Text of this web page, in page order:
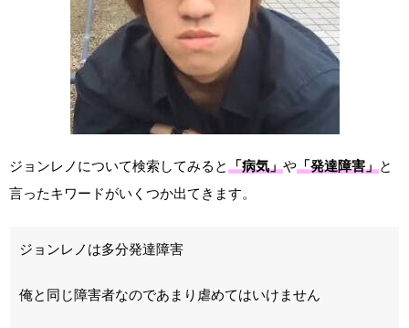
ジョンレノについて検索してみると「病気」や「発達障害」と
言ったキワードがいくつか出てきます。
ジョンレノは多分発達障害
俺と同じ障害者なのであまり虐めてはいけません